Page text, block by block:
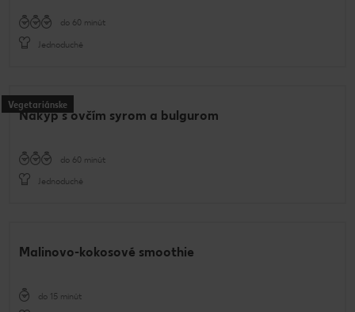
do 60 minút
Jednoduché
Vegetariánske
Nákyp s ovčím syrom a bulgurom
do 60 minút
Jednoduché
Malinovo-kokosové smoothie
do 15 minút